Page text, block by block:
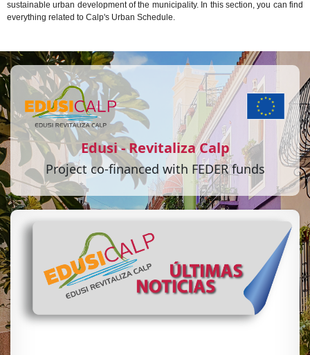
sustainable urban development of the municipality. In this section, you can find
everything related to Calp's Urban Schedule.
Edusi - Revitaliza Calp
Project co-financed with FEDER funds